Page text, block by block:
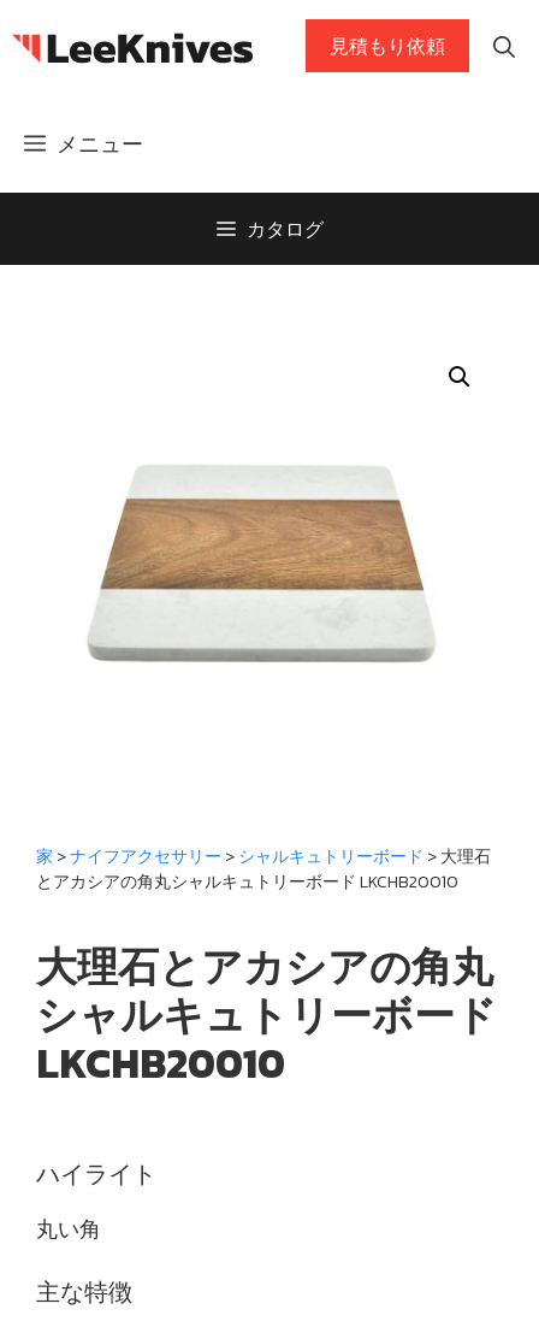
ン
ッ
メニュー
見積もり依頼
カタログ
家 >ナイフアクセサリー >シャルキュトリーボード > 大理石
とアカシアの角丸シャルキュトリーボード LKCHB20010
大理石とアカシアの角丸
シャルキュトリーボード
LKCHB20010
ハイライト
丸い角
主な特徴